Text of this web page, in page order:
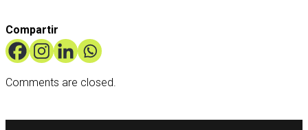
Compartir
Comments are closed.